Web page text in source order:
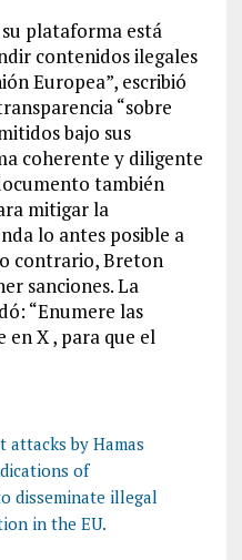
plataforma está
contenidos ilegales
Europea”, escribió
“sobre
bajo sus
coherente y diligente
también
mitigar la
lo antes posible a
contrario, Breton
sanciones. La
“Enumere las
en X , para que el
by Hamas
of
disseminate illegal
in the EU.